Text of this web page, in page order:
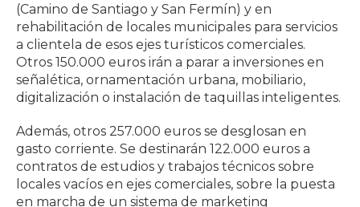
(Camino de Santiago y San Fermín) y en
rehabilitación de locales municipales para servicios
a clientela de esos ejes turísticos comerciales.
Otros 150.000 euros irán a parar a inversiones en
señalética, ornamentación urbana, mobiliario,
digitalización o instalación de taquillas inteligentes.
Además, otros 257.000 euros se desglosan en
gasto corriente. Se destinarán 122.000 euros a
contratos de estudios y trabajos técnicos sobre
locales vacíos en ejes comerciales, sobre la puesta
en marcha de un sistema de marketing